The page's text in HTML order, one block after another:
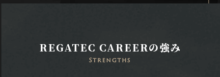
REGATEC CAREERの強み
Strengths